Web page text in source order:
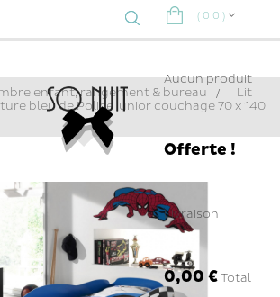
( 0 0 )
Aucun produit
Offerte !
Livraison
0,00 €Total
enfant, rangement & bureau >
Lit
bleu de Police junior couchage 70 x 140